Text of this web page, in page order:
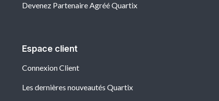
Devenez Partenaire Agréé Quartix
Espace client
Connexion Client
Les dernières nouveautés Quartix